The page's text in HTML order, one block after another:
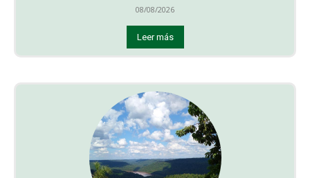
08/08/2026
Leer más